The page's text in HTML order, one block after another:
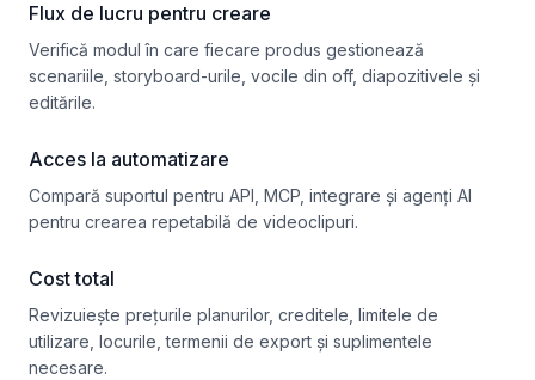
Flux de lucru pentru creare
Verifică modul în care fiecare produs gestionează
scenariile, storyboard-urile, vocile din off, diapozitivele și
editările.
Acces la automatizare
Compară suportul pentru API, MCP, integrare și agenți AI
pentru crearea repetabilă de videoclipuri.
Cost total
Revizuiește prețurile planurilor, creditele, limitele de
utilizare, locurile, termenii de export și suplimentele
necesare.